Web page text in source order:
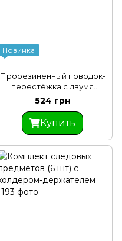
Новинка
Прорезиненный поводок-
перестёжка с двумя
карабинами 220 см
524 грн
Купить